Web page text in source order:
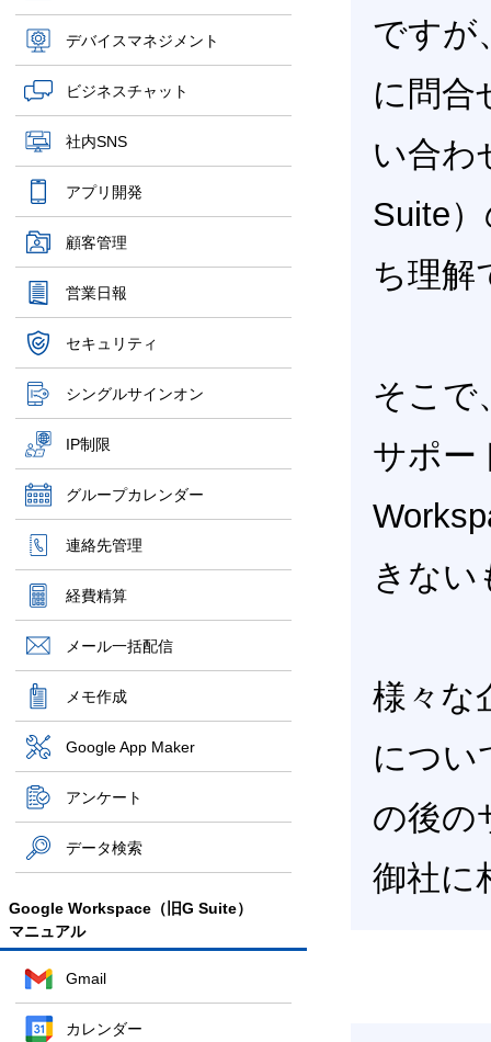
デバイスマネジメント
ビジネスチャット
社内SNS
アプリ開発
顧客管理
営業日報
セキュリティ
シングルサインオン
IP制限
グループカレンダー
連絡先管理
経費精算
メール一括配信
メモ作成
Google App Maker
アンケート
データ検索
Google Workspace（旧G Suite）
マニュアル
Gmail
カレンダー
ですが
に問合
い合わ
Suite
ち理解
そこで
サポー
きない
様々な
につい
の後の
御社に